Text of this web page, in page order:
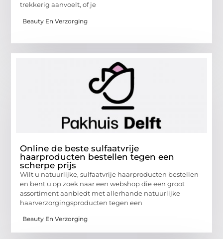
trekkerig aanvoelt, of je
Beauty En Verzorging
Online de beste sulfaatvrije
haarproducten bestellen tegen een
scherpe prijs
Wilt u natuurlijke, sulfaatvrije haarproducten bestellen
en bent u op zoek naar een webshop die een groot
assortiment aanbiedt met allerhande natuurlijke
haarverzorgingsproducten tegen een
Beauty En Verzorging